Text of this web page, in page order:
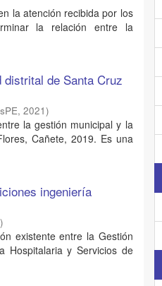
la atención recibida por los
la relación entre la
de Santa Cruz
,2021)
la gestión municipal y la
Cañete, 2019. Es una
ingeniería
)
existente entre la Gestión
Hospitalaria y Servicios de